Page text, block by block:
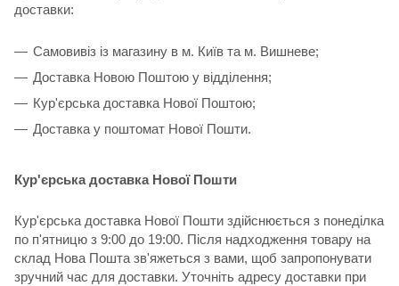
доставки:
Самовивіз із магазину в м. Київ та м. Вишневе;
Доставка Новою Поштою у відділення;
Кур'єрська доставка Нової Поштою;
Доставка у поштомат Нової Пошти.
Кур'єрська доставка Нової Пошти
Кур'єрська доставка Нової Пошти здійснюється з понеділка
по п'ятницю з 9:00 до 19:00. Після надходження товару на
склад Нова Пошта зв'яжеться з вами, щоб запропонувати
зручний час для доставки. Уточніть адресу доставки при